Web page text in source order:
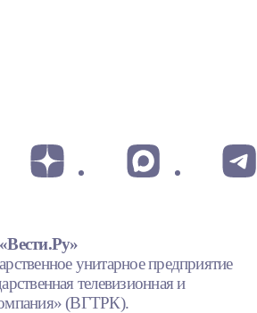
унитарное предприятие
телевизионная и
(ВГТРК).